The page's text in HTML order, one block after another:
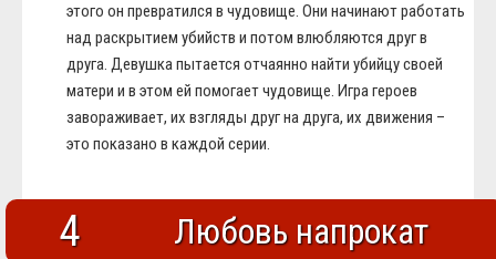
этого он превратился в чудовище. Они начинают работать
над раскрытием убийств и потом влюбляются друг в
друга. Девушка пытается отчаянно найти убийцу своей
матери и в этом ей помогает чудовище. Игра героев
завораживает, их взгляды друг на друга, их движения –
это показано в каждой серии.
4 Любовь напрокат